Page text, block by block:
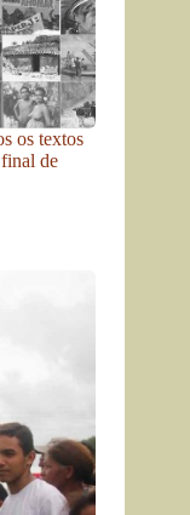
os textos
de